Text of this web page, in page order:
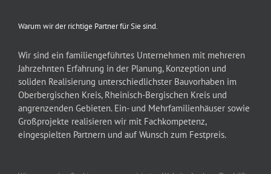
Warum wir der richtige Partner für Sie sind.
Wir sind ein familiengeführtes Unternehmen mit mehreren
Jahrzehnten Erfahrung in der Planung, Konzeption und
soliden Realisierung unterschiedlichster Bauvorhaben im
Oberbergischen Kreis, Rheinisch-Bergischen Kreis und
angrenzenden Gebieten. Ein- und Mehrfamilienhäuser sowie
Großprojekte realisieren wir mit Fachkompetenz,
eingespielten Partnern und auf Wunsch zum Festpreis.